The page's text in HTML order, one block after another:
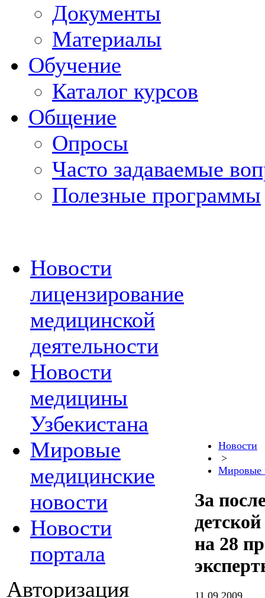
Документы
Материалы
Обучение
Каталог курсов
Общение
Опросы
Часто задаваемые
Полезные программы
Новости
лицензирование
медицинской
деятельности
Новости
медицины
Узбекистана
Мировые
медицинские
новости
Новости
портала
Авторизация
Новости
>
Мировые
За
на 28
11.09.2009